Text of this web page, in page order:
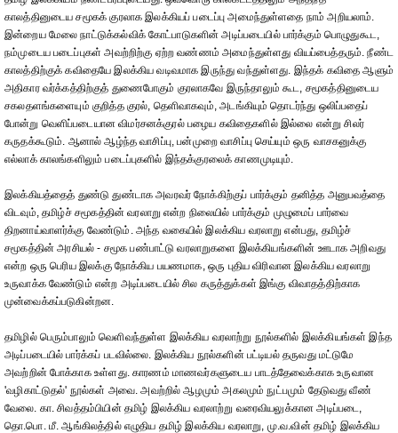
காலத்தினுடைய சமூகக் குரலாக இலக்கியப் படைப்பு அமைந்துள்ளதை நாம் அறியலாம்.
இன்றைய மேலை நாட்டுக்கல்விக் கோட்பாடுகளின் அடிப்படையில் பார்க்கும் பொழுதுகூட,
நம்முடைய படைப்புகள் அவற்றிற்கு ஏற்ற வண்ணம் அமைந்துள்ளது வியப்பைத்தரும். நீண்ட
காலத்திற்குக் கவிதையே இலக்கிய வடிவமாக இருந்து வந்துள்ளது. இந்தக் கவிதை ஆளும்
அதிகார வர்க்கத்திற்குத் துணைபோகும் குரலாகவே இருந்தாலும் கூட, சமூகத்தினுடைய
சகலதளங்களையும் குறித்த குரல், தெளிவாகவும், அடங்கியும் தொடர்ந்து ஒலிப்பதைப்
போன்று வெளிப்படையான விமர்சனக்குரல் பழைய கவிதைகளில் இல்லை என்று சிலர்
கருதக்கூடும். ஆனால் ஆழ்ந்த வாசிப்பு, பன்முறை வாசிப்பு செய்யும் ஒரு வாசகனுக்கு
எல்லாக் காலங்களிலும் படைப்புகளில் இந்தக்குரலைக் காணமுடியும்.
இலக்கியத்தைத் துண்டு துண்டாக அவரவர் நோக்கிற்குப் பார்க்கும் தனித்த அனுபவத்தை
விடவும், தமிழ்ச் சமூகத்தின் வரலாறு என்ற நிலையில் பார்க்கும் முழுமைப் பார்வை
திறனாய்வாளர்க்கு வேண்டும். அந்த வகையில் இலக்கிய வரலாறு என்பது, தமிழ்ச்
சமூகத்தின் அரசியல் - சமூக பண்பாட்டு வரலாறுகளை இலக்கியங்களின் ஊடாக அறிவது
என்ற ஒரு பெரிய இலக்கு நோக்கிய பயணமாக, ஒரு புதிய விரிவான இலக்கிய வரலாறு
உருவாக்க வேண்டும் என்ற அடிப்படையில் சில கருத்துக்கள் இங்கு விவாதத்திற்காக
முன்வைக்கப்படுகின்றன.
தமிழில் பெரும்பாலும் வெளிவந்துள்ள இலக்கிய வரலாற்று நூல்களில் இலக்கியங்கள் இந்த
அடிப்படையில் பார்க்கப் படவில்லை. இலக்கிய நூல்களின் பட்டியல் தருவது மட்டுமே
அவற்றின் போக்காக உள்ளது. காரணம் மாணவர்களுடைய பாடத்தேவைக்காக உருவான
'வழிகாட்டுதல்' நூல்கள் அவை. அவற்றில் ஆழமும் அகலமும் நுட்பமும் தேடுவது வீண்
வேலை. கா. சிவத்தம்பியின் தமிழ் இலக்கிய வரலாற்று வரைவியலுக்கான அடிப்படை,
தொ.பொ. மீ. ஆங்கிலத்தில் எழுதிய தமிழ் இலக்கிய வரலாறு, மு.வ.வின் தமிழ் இலக்கிய